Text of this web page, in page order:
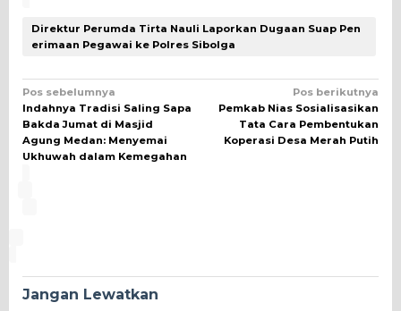
Direktur Perumda Tirta Nauli Laporkan Dugaan Suap Pen
erimaan Pegawai ke Polres Sibolga
Navigasi
pos
Pos sebelumnya
Indahnya Tradisi Saling Sapa
Bakda Jumat di Masjid
Agung Medan: Menyemai
Ukhuwah dalam Kemegahan
Pos berikutnya
Pemkab Nias Sosialisasikan
Tata Cara Pembentukan
Koperasi Desa Merah Putih
Jangan Lewatkan